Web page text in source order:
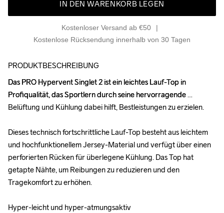
IN DEN WARENKORB LEGEN
Kostenloser Versand ab €50
Kostenlose Rücksendung innerhalb von 30 Tagen
PRODUKTBESCHREIBUNG
Das PRO Hypervent Singlet 2 ist ein leichtes Lauf-Top in
Profiqualität, das Sportlern durch seine hervorragende
Belüftung und Kühlung dabei hilft, Bestleistungen zu erzielen.
Dieses technisch fortschrittliche Lauf-Top besteht aus leichtem
und hochfunktionellem Jersey-Material und verfügt über einen
perforierten Rücken für überlegene Kühlung. Das Top hat
getapte Nähte, um Reibungen zu reduzieren und den
Tragekomfort zu erhöhen.
Hyper-leicht und hyper-atmungsaktiv
Das PRO Hypervent Singlet 2 ist ein leichtes Lauf-Top in
Profiqualität, das Sportlern durch seine hervorragende
Belüftung und Kühlung dabei hilft, Bestleistungen zu erzielen.
Dieses technisch fortschrittliche Lauf-Top besteht aus leichtem
und hochfunktionellem Jersey-Material und verfügt über einen
perforierten Rücken für überlegene Kühlung. Das Top hat
getapte Nähte, um Reibungen zu reduzieren und den
Tragekomfort zu erhöhen.
Hyper-leicht und hyper-atmungsaktiv